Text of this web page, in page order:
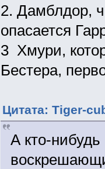
2. Дамблдор,
опасается
3 Хмури,
Бестера,
Цитата: Tiger-
А кто-нибудь